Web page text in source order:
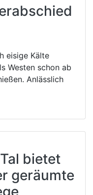
eisige Kälte
Westen schon ab
Anlässlich
bietet
geräumte